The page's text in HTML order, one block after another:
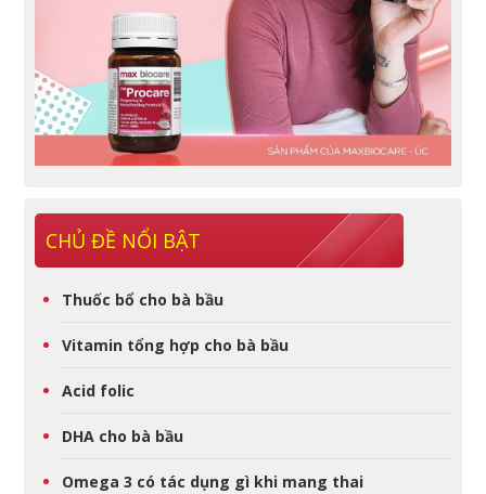
CHỦ ĐỀ NỔI BẬT
Thuốc bổ cho bà bầu
Vitamin tổng hợp cho bà bầu
Acid folic
DHA cho bà bầu
Omega 3 có tác dụng gì khi mang thai